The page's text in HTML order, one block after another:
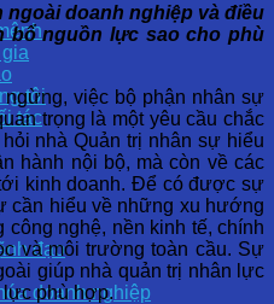
tôi
tác
đạo
doanh nghiệp
ngoài doanh nghiệp và điều
bổ nguồn lực sao cho phù
việc bộ phận nhân sự
trọng là một yêu cầu chắc
nhà Quản trị nhân sự hiểu
hành nội bộ, mà còn về các
kinh doanh. Để có được sự
cần hiểu về những xu hướng
nghệ, nền kinh tế, chính
và môi trường toàn cầu. Sự
giúp nhà quản trị nhân lực
phù hợp.